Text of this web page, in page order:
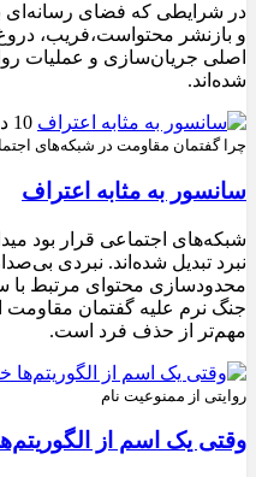
در شرایطی که فضای رسانه‌ای
و بازنشر محتواست،فریب،
اصلی جریان‌سازی و عملیات
شده‌اند.
10 دی 1404
چرا گفتمان مقاومت در شبکه‌های
سانسور به مثابه اعتراف
شبکه‌های اجتماعی قرار بود
نبرد تبدیل شده‌اند. نبردی
محدودسازی محتوای مرتبط با
جنگ نرم علیه گفتمان
مهم‌تر از حذف فرد است.
روایتی از ممنوعیت نام
وقتی یک اسم از